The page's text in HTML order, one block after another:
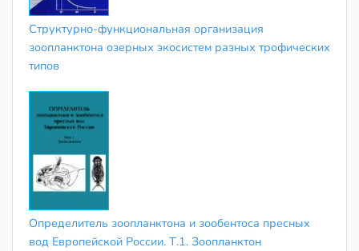
Структурно-функциональная организация
зоопланктона озерных экосистем разных трофических
типов
Определитель зоопланктона и зообентоса пресных
вод Европейской России. Т.1. Зоопланктон